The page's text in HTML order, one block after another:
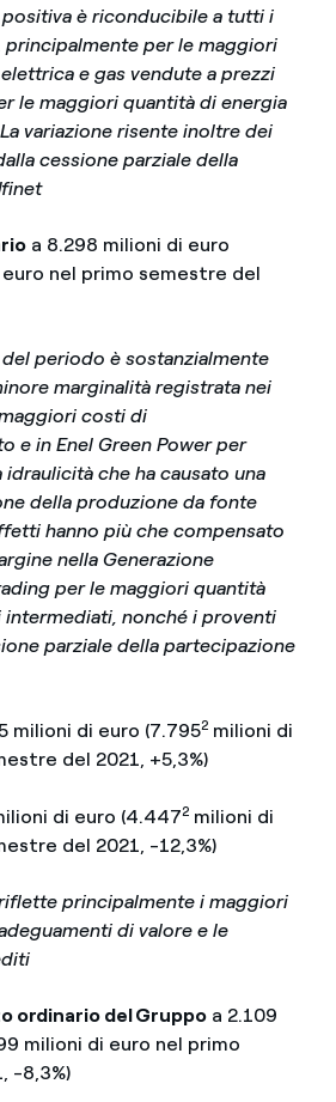
positiva è riconducibile a tutti i
principalmente per le maggiori
e gas vendute a prezzi
le maggiori quantità di energia
variazione risente inoltre dei
cessione parziale della
a 8.298 milioni di euro
nel primo semestre del
del periodo è sostanzialmente
marginalità registrata nei
costi di
e in Enel Green Power per
che ha causato una
della produzione da fonte
hanno più che compensato
nella Generazione
per le maggiori quantità
nonché i proventi
parziale della partecipazione
milioni di euro (7.7952 milioni di
del 2021, +5,3%)
di euro (4.4472milioni di
del 2021, -12,3%)
principalmente i maggiori
di valore e le
ordinario del Gruppo a 2.109
milioni di euro nel primo
-8,3%)